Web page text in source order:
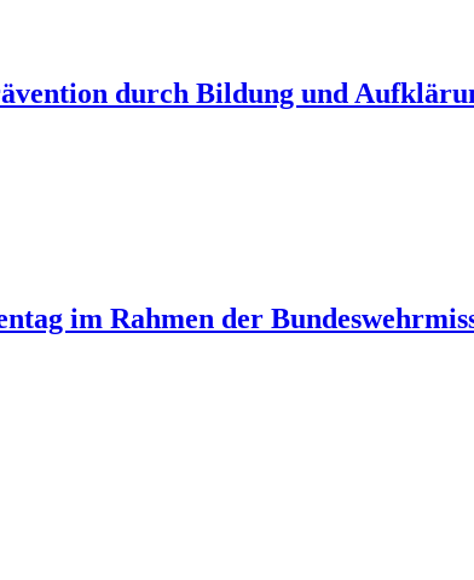
durch Bildung und
im Rahmen der